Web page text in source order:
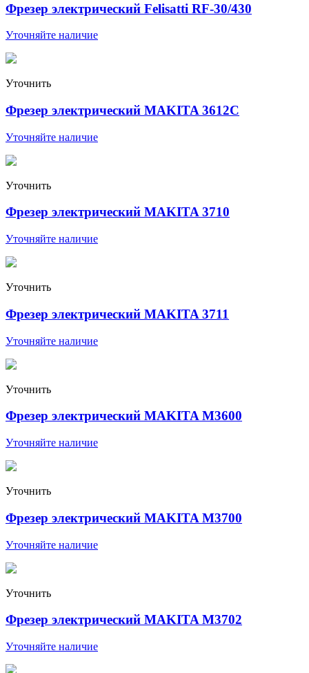
Фрезер электрический Felisatti RF-30/430
Уточняйте наличие
Уточнить
Фрезер электрический MAKITA 3612С
Уточняйте наличие
Уточнить
Фрезер электрический MAKITA 3710
Уточняйте наличие
Уточнить
Фрезер электрический MAKITA 3711
Уточняйте наличие
Уточнить
Фрезер электрический MAKITA M3600
Уточняйте наличие
Уточнить
Фрезер электрический MAKITA M3700
Уточняйте наличие
Уточнить
Фрезер электрический MAKITA M3702
Уточняйте наличие